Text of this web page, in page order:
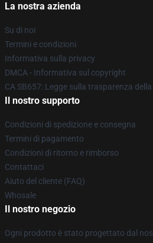
La nostra azienda
Su di noi
Termini e condizioni
Informativa sulla privacy
DMCA - Informativa sul copyright
CA SB657: Legge sulla trasparenza
Il nostro supporto
Condizioni di spedizione e consegna
Termini di pagamento
Condizioni di ritorno e rimborso
Contattaci
Aiuto del cliente (FAQ)
Whosale
Il nostro negozio
Ogni prodotto è stato progettato dal